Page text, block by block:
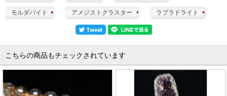
モルダバイト アメジストクラスター ラブラドライト
こちらの商品もチェックされています